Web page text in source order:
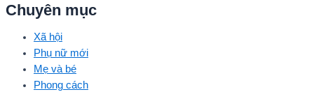
Chuyên mục
Xã hội
Phụ nữ mới
Mẹ và bé
Phong cách